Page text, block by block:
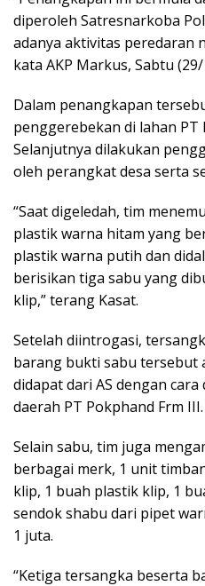
diperoleh Satresnarkoba
adanya aktivitas peredaran
kata AKP Markus, Sabtu (29/
Dalam penangkapan
penggerebekan di lahan PT
Selanjutnya dilakukan
oleh perangkat desa serta
“Saat digeledah, tim
plastik warna hitam yang
plastik warna putih dan
berisikan tiga sabu yang
klip,” terang Kasat.
Setelah diintrogasi,
barang bukti sabu tersebut
didapat dari AS dengan
daerah PT Pokphand Frm III.
Selain sabu, tim juga
berbagai merk, 1 unit
klip, 1 buah plastik klip, 1
sendok shabu dari pipet
1 juta.
“Ketiga tersangka beserta